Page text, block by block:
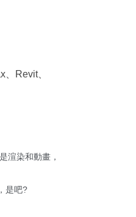
Revit、
渲染和動畫，
是吧?